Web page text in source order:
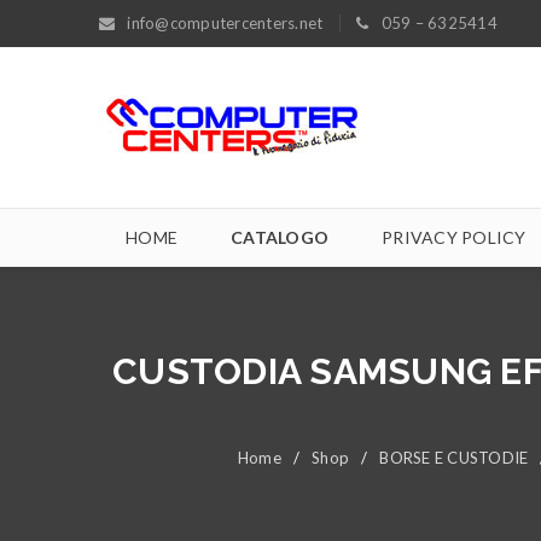
info@computercenters.net 059 – 6325414
HOME CATALOGO PRIVACY POLICY
CUSTODIA SAMSUNG
Home / Shop / BORSE E CUSTODIE